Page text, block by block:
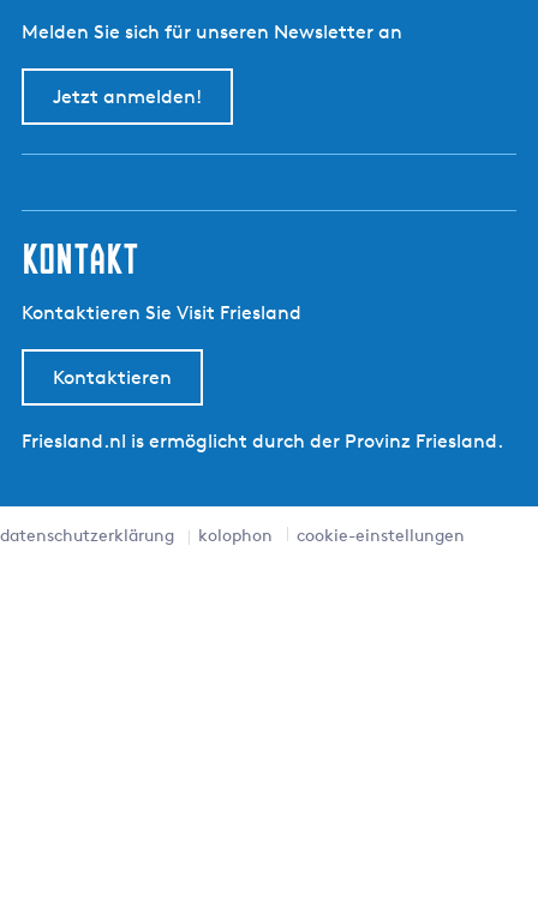
Melden Sie sich für unseren Newsletter an
Jetzt anmelden!
kontakt
Kontaktieren Sie Visit Friesland
Kontaktieren
Friesland.nl is ermöglicht durch der Provinz Friesland.
datenschutzerklärung kolophon cookie-einstellungen